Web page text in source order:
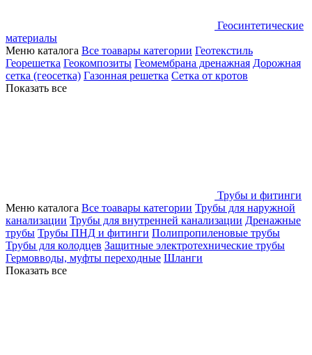
Геосинтетические
материалы
Меню каталога Все тоавары категории Геотекстиль
Георешетка Геокомпозиты Геомембрана дренажная Дорожная
сетка (геосетка) Газонная решетка Сетка от кротов
Показать все
Трубы и фитинги
Меню каталога Все тоавары категории Трубы для наружной
канализации Трубы для внутренней канализации Дренажные
трубы Трубы ПНД и фитинги Полипропиленовые трубы
Трубы для колодцев Защитные электротехнические трубы
Гермовводы, муфты переходные Шланги
Показать все